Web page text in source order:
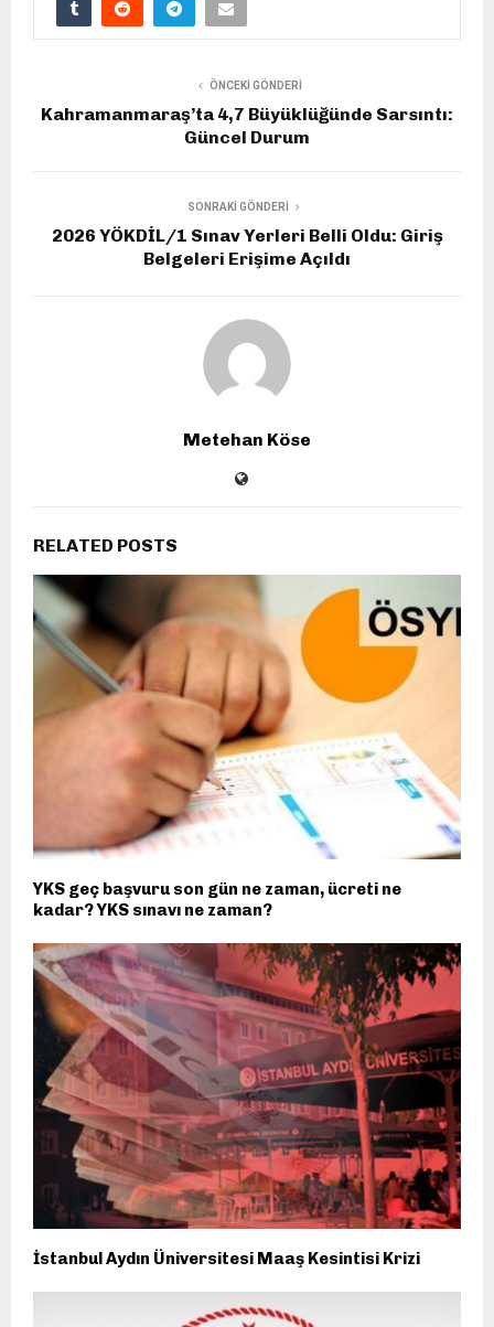
ÖNCEKI GÖNDERI
Kahramanmaraş’ta 4,7 Büyüklüğünde Sarsıntı:
Güncel Durum
SONRAKI GÖNDERI
2026 YÖKDİL/1 Sınav Yerleri Belli Oldu: Giriş
Belgeleri Erişime Açıldı
Metehan Köse
RELATED POSTS
YKS geç başvuru son gün ne zaman, ücreti ne
kadar? YKS sınavı ne zaman?
İstanbul Aydın Üniversitesi Maaş Kesintisi Krizi